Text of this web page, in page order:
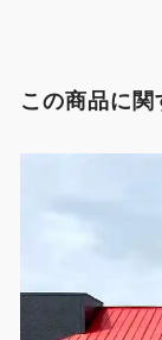
この商品に